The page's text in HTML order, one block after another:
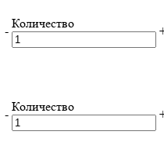
-
Количество
-
Количество